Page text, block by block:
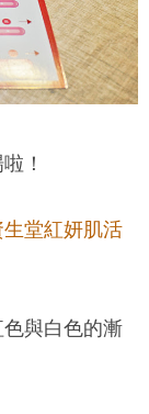
！
生堂紅妍肌活
與白色的漸